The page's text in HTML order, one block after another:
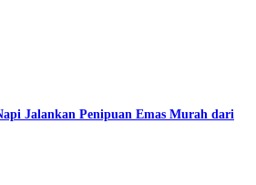
Jalankan Penipuan Emas Murah dari